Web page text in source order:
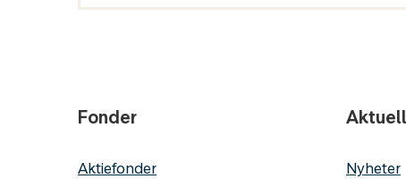
Fonder
Aktiefonder
Nyheter